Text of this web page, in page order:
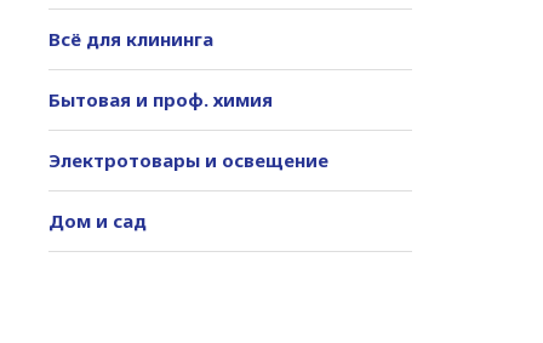
Всё для клининга
Бытовая и проф. химия
Электротовары и освещение
Дом и сад